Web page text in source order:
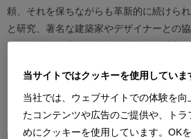
頼、それを保ちながらも革新的に続けら
と研究、著名な建築家やデザイナーとの
ナは、時代を越えて人々を魅了し、特別
す。
ブランド紹介を見
当サイトではクッキーを使用していま
当社では、ウェブサイトでの体験を向
たコンテンツや広告のご提供や、ト
めにクッキーを使用しています。OK